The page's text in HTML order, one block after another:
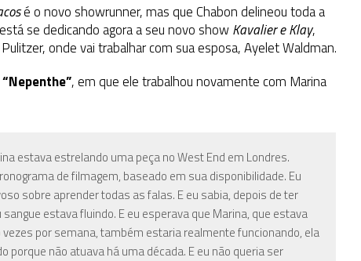
é o novo showrunner, mas que Chabon delineou toda a
se dedicando agora a seu novo showKavalier e Klay,
onde vai trabalhar com sua esposa, Ayelet Waldman.
“Nepenthe”, em que ele trabalhou novamente com Marina
estava estrelando uma peça no West End em Londres.
de filmagem, baseado em sua disponibilidade. Eu
sobre aprender todas as falas. E eu sabia, depois de ter
estava fluindo. E eu esperava que Marina, que estava
por semana, também estaria realmente funcionando, ela
porque não atuava há uma década. E eu não queria ser